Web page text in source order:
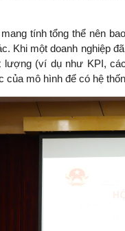
tính tổng thể nên
Khi một doanh nghiệp
lượng (ví dụ như KPI,
của mô hình để có hệ